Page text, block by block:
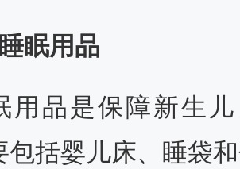
眠用品
用品是保障新生
包括婴儿床、睡袋